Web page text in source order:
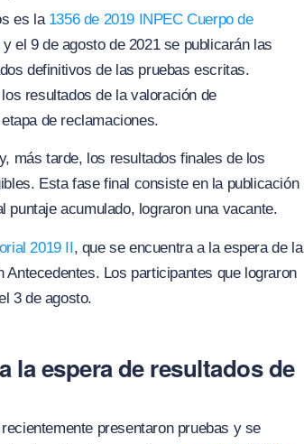
es la 1356 de 2019 INPEC Cuerpo de
yel 9 de agosto de 2021 se publicarán las
definitivos de las pruebas escritas.
resultados de la valoración de
de reclamaciones.
más tarde, los resultados finales de los
Esta fase final consiste en la publicación
puntaje acumulado, lograron una vacante.
2019 II, que se encuentra a la espera de la
Los participantes que lograron
3 de agosto.
la espera de resultados de
presentaron pruebas y se